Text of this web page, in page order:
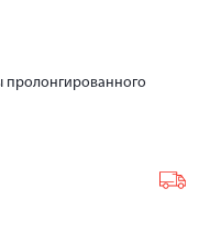
пролонгированного